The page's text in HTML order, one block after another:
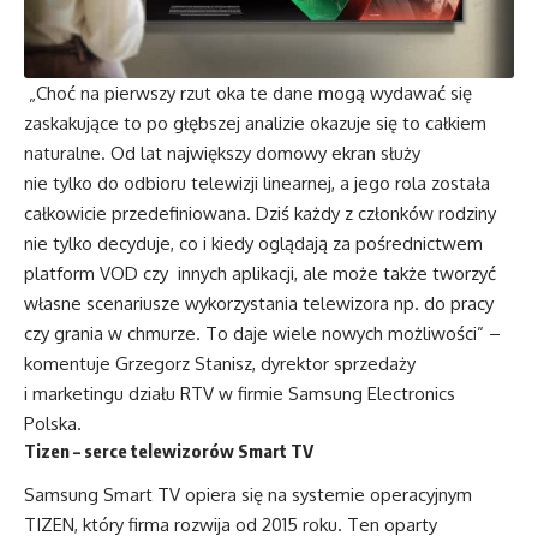
„Choć na pierwszy rzut oka te dane mogą wydawać się
zaskakujące to po głębszej analizie okazuje się to całkiem
naturalne. Od lat największy domowy ekran służy
nie tylko do odbioru telewizji linearnej, a jego rola została
całkowicie przedefiniowana. Dziś każdy z członków rodziny
nie tylko decyduje, co i kiedy oglądają za pośrednictwem
platform VOD czy innych aplikacji, ale może także tworzyć
własne scenariusze wykorzystania telewizora np. do pracy
czy grania w chmurze. To daje wiele nowych możliwości” –
komentuje Grzegorz Stanisz, dyrektor sprzedaży
i marketingu działu RTV w firmie Samsung Electronics
Polska.
Tizen – serce telewizorów Smart TV
Samsung Smart TV opiera się na systemie operacyjnym
TIZEN, który firma rozwija od 2015 roku. Ten oparty